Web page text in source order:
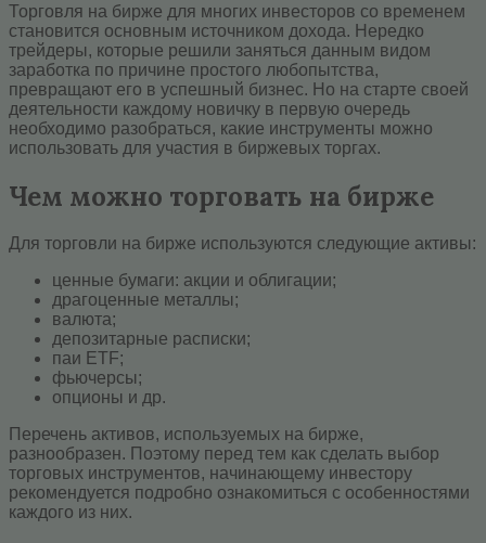
Торговля на бирже для многих инвесторов со временем
становится основным источником дохода. Нередко
трейдеры, которые решили заняться данным видом
заработка по причине простого любопытства,
превращают его в успешный бизнес. Но на старте своей
деятельности каждому новичку в первую очередь
необходимо разобраться, какие инструменты можно
использовать для участия в биржевых торгах.
Чем можно торговать на бирже
Для торговли на бирже используются следующие активы:
ценные бумаги: акции и облигации;
драгоценные металлы;
валюта;
депозитарные расписки;
паи ETF;
фьючерсы;
опционы и др.
Перечень активов, используемых на бирже,
разнообразен. Поэтому перед тем как сделать выбор
торговых инструментов, начинающему инвестору
рекомендуется подробно ознакомиться с особенностями
каждого из них.